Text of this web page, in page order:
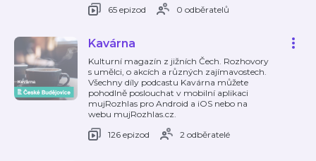
65 epizod
0 odběratelů
Kavárna
Kulturní magazín z jižních Čech. Rozhovory
s umělci, o akcích a různých zajímavostech.
Všechny díly podcastu Kavárna můžete
pohodlně poslouchat v mobilní aplikaci
mujRozhlas pro Android a iOS nebo na
webu mujRozhlas.cz.
126 epizod
2 odběratelé